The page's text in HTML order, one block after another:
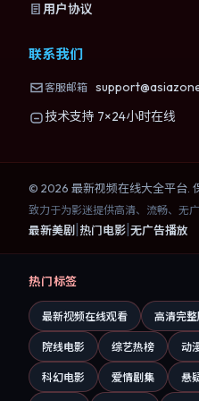
用户协议
联系我们
客服邮箱
技术支持 7×24小时在线
© 2026 最新视频在线大全平台.
致力于为影迷提供高清、流畅、无广
最新美剧 热门电影 无广告播放
热门标签
最新视频在线观看 高清完整
院线电影 综艺热榜 动
科幻电影 爱情剧集 悬